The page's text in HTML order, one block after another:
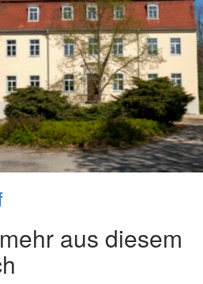
mehr aus diesem